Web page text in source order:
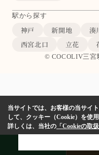
物
駅から探す
神戸 新開地 湊
西宮北口
立花
© COCOLIV三宮
当サイトでは、お客様の当サイ
して、クッキー（Cookie）を使用
詳しくは、当社の 「Cookieの取